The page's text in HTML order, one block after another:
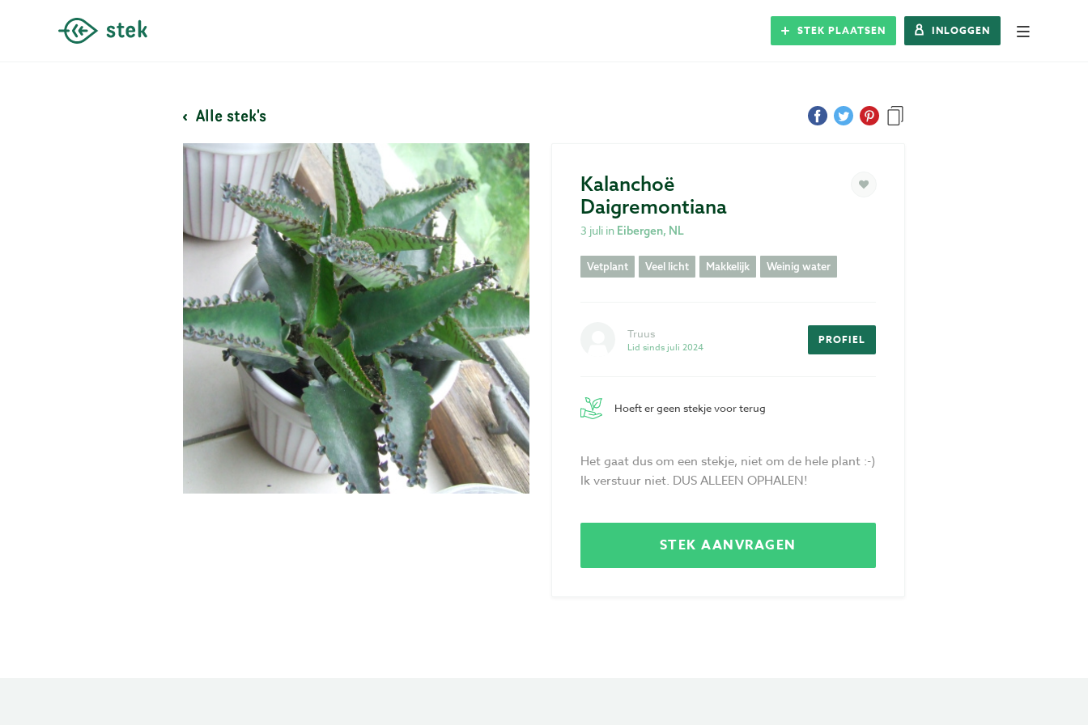
STEK PLAATSEN INLOGGEN
Blog
Alle stek's
Kalanchoë
Daigremontiana
3 juli in Eibergen, NL
Vetplant Veel licht Makkelijk Weinig water
Truus
Lid sinds juli 2024
PROFIEL
Hoeft er geen stekje voor terug
Het gaat dus om een stekje, niet om de hele plant :-)
Ik verstuur niet. DUS ALLEEN OPHALEN!
STEK AANVRAGEN